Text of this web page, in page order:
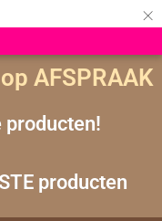
×
op AFSPRAAK
producten!
producten